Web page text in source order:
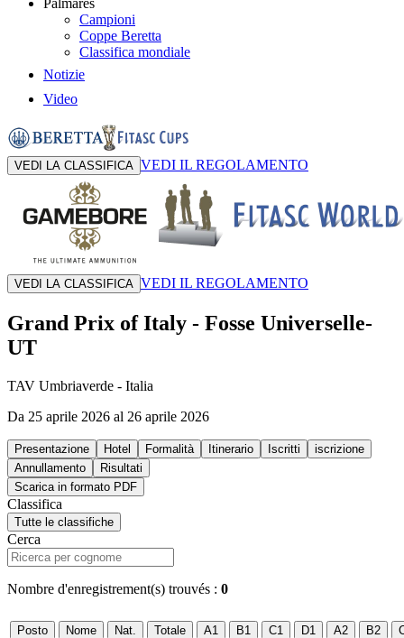
Palmares
Campioni
Coppe Beretta
Classifica mondiale
Notizie
Video
VEDI LA CLASSIFICA VEDI IL REGOLAMENTO
VEDI LA CLASSIFICA VEDI IL REGOLAMENTO
Grand Prix of Italy - Fosse Universelle-
UT
TAV Umbriaverde - Italia
Da 25 aprile 2026 al 26 aprile 2026
Presentazione Hotel Formalità Itinerario Iscritti
iscrizione
Annullamento
Risultati
Scarica in formato PDF
Classifica
Tutte le classifiche
Cerca
Nombre d'enregistrement(s) trouvés : 0
Posto Nome Nat. Totale A1 B1 C1 D1 A2 B2